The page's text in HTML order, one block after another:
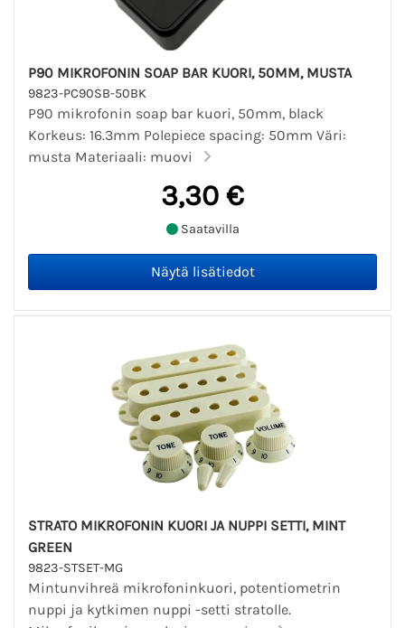
P90 MIKROFONIN SOAP BAR KUORI, 50MM, MUSTA
9823-PC90SB-50BK
P90 mikrofonin soap bar kuori, 50mm, black
Korkeus: 16.3mm Polepiece spacing: 50mm Väri:
musta Materiaali: muovi
3,30 €
Saatavilla
STRATO MIKROFONIN KUORI JA NUPPI SETTI, MINT
GREEN
9823-STSET-MG
Mintunvihreä mikrofoninkuori, potentiometrin
nuppi ja kytkimen nuppi -setti stratolle.